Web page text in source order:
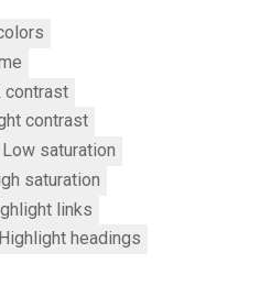
contrast
contrast
saturation
saturation
links
headings